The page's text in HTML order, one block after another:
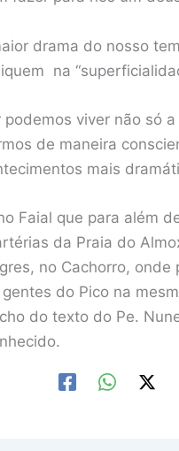
drama do nosso
na
viver não só
de maneira
mais
Faial que para além
da Praia do
no Cachorro,
do Pico na
do texto do Pe.